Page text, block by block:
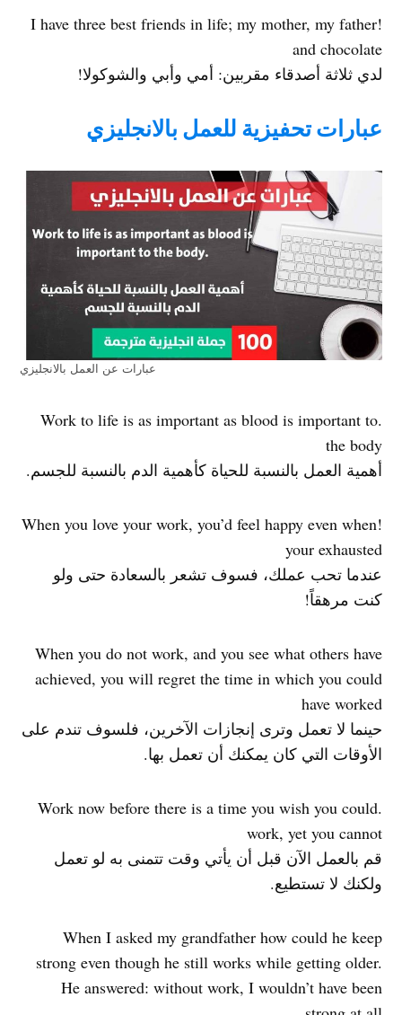
!I have three best friends in life; my mother, my father
and chocolate
لدي ثلاثة أصدقاء مقربين: أمي وأبي والشوكولا!
عبارات تحفيزية للعمل بالانجليزي
عبارات عن العمل بالانجليزي
.Work to life is as important as blood is important to
the body
أهمية العمل بالنسبة للحياة كأهمية الدم بالنسبة للجسم.
!When you love your work, you’d feel happy even when
your exhausted
عندما تحب عملك، فسوف تشعر بالسعادة حتى ولو
كنت مرهقاً!
When you do not work, and you see what others have
achieved, you will regret the time in which you could
have worked
حينما لا تعمل وترى إنجازات الآخرين، فلسوف تندم على
الأوقات التي كان يمكنك أن تعمل بها.
.Work now before there is a time you wish you could
work, yet you cannot
قم بالعمل الآن قبل أن يأتي وقت تتمنى به لو تعمل
ولكنك لا تستطيع.
When I asked my grandfather how could he keep
strong even though he still works while getting older.
He answered: without work, I wouldn’t have been